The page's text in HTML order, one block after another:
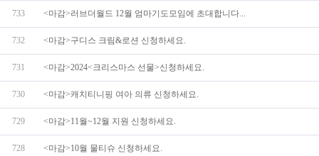
733 <마감>러브더월드 12월 엄마기도모임에 초대합니다...
732 <마감>구디스 크림&로션 신청하세요.
731 <마감>2024<크리스마스 선물>신청하세요.
730 <마감>캐치티니핑 여아 의류 신청하세요.
729 <마감>11월~12월 지원 신청하세요.
728 <마감>10월 물티슈 신청하세요.